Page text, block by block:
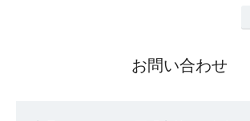
お問い合わせ